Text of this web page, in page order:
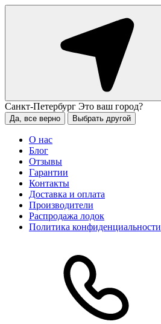
Санкт-Петербург Это ваш город?
Да, все верно Выбрать другой
О нас
Блог
Отзывы
Гарантии
Контакты
Доставка и оплата
Производители
Распродажа лодок
Политика конфиденциальности